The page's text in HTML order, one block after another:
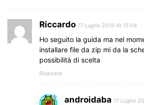
Riccardo 17 Luglio 2016 At 15:04
Ho seguito la guida ma nel
installare file da zip mi da la
possibilità di scelta
Risposta
androidaba 17 Luglio